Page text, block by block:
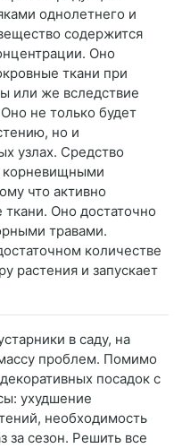
однолетнего и
содержится
Оно
ткани при
или же вследствие
не только будет
но и
узлах. Средство
корневищными
что активно
ткани. Оно достаточно
травами.
количестве
растения и запускает
в саду, на
проблем. Помимо
посадок с
ухудшение
необходимость
за сезон. Решить все